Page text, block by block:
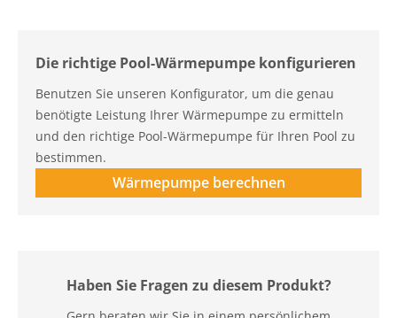
Die richtige Pool-Wärmepumpe konfigurieren
Benutzen Sie unseren Konfigurator, um die genau
benötigte Leistung Ihrer Wärmepumpe zu ermitteln
und den richtige Pool-Wärmepumpe für Ihren Pool zu
bestimmen.
Wärmepumpe berechnen
Haben Sie Fragen zu diesem Produkt?